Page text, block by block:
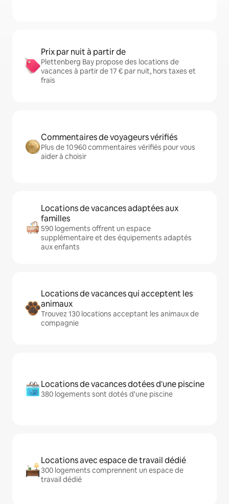
Prix par nuit à partir de
Plettenberg Bay propose des locations de
vacances à partir de 17 € par nuit, hors taxes et
frais
Commentaires de voyageurs vérifiés
Plus de 10 960 commentaires vérifiés pour vous
aider à choisir
Locations de vacances adaptées aux
familles
590 logements offrent un espace
supplémentaire et des équipements adaptés
aux enfants
Locations de vacances qui acceptent les
animaux
Trouvez 130 locations acceptant les animaux de
compagnie
Locations de vacances dotées d'une piscine
380 logements sont dotés d'une piscine
Locations avec espace de travail dédié
300 logements comprennent un espace de
travail dédié